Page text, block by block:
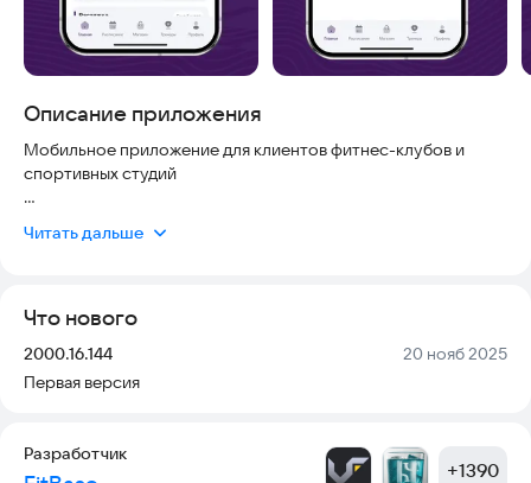
Описание приложения
Мобильное приложение для клиентов фитнес-клубов и
спортивных студий
- Посмотреть актуальное расписание тренировок;
за 3 часа;
Читать дальше
Что нового
Версия:
2000.16.144 Дата:
20 нояб 2025
Первая версия
Разработчик
+1390